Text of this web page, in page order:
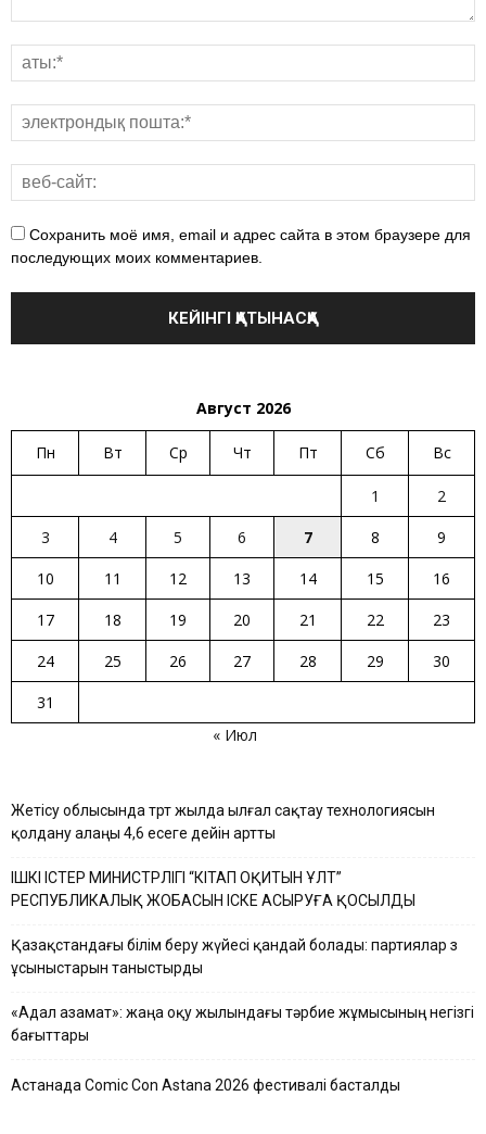
Сохранить моё имя, email и адрес сайта в этом браузере для
последующих моих комментариев.
Август 2026
Пн Вт Ср Чт Пт Сб Вс
1
2
3
4 5 6 7 8
9
10
11 12 13 14 15
16
17
18 19 20 21 22
23
24
25 26 27 28 29
30
31
« Июл
Жетісу облысында төрт жылда ылғал сақтау технологиясын
қолдану алаңы 4,6 есеге дейін артты
ІШКІ ІСТЕР МИНИСТРЛІГІ “КІТАП ОҚИТЫН ҰЛТ”
РЕСПУБЛИКАЛЫҚ ЖОБАСЫН ІСКЕ АСЫРУҒА ҚОСЫЛДЫ
Қазақстандағы білім беру жүйесі қандай болады: партиялар өз
ұсыныстарын таныстырды
«Адал азамат»: жаңа оқу жылындағы тәрбие жұмысының негізгі
бағыттары
Астанада Comic Con Astana 2026 фестивалі басталды